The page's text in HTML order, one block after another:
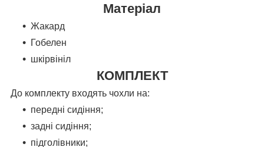
Матеріал
Жакард
Гобелен
шкірвініл
КОМПЛЕКТ
До комплекту входять чохли на:
передні сидіння;
задні сидіння;
підголівники;